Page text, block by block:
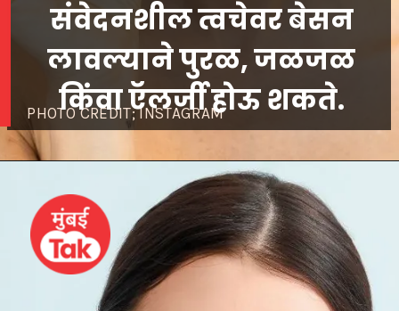
PHOTO CREDIT; INSTAGRAM
संवेदनशील त्वचेवर बेसन
लावल्याने पुरळ, जळजळ